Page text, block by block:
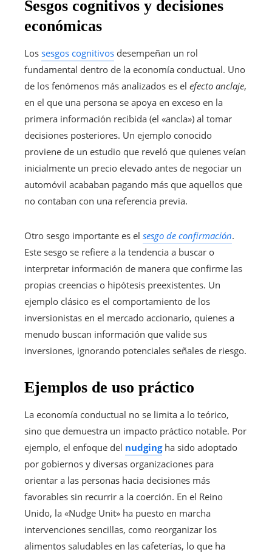
Sesgos cognitivos y decisiones
económicas
Los sesgos cognitivos desempeñan un rol
fundamental dentro de la economía conductual. Uno
de los fenómenos más analizados es el efecto anclaje,
en el que una persona se apoya en exceso en la
primera información recibida (el «ancla») al tomar
decisiones posteriores. Un ejemplo conocido
proviene de un estudio que reveló que quienes veían
inicialmente un precio elevado antes de negociar un
automóvil acababan pagando más que aquellos que
no contaban con una referencia previa.
Otro sesgo importante es el sesgo de confirmación.
Este sesgo se refiere a la tendencia a buscar o
interpretar información de manera que confirme las
propias creencias o hipótesis preexistentes. Un
ejemplo clásico es el comportamiento de los
inversionistas en el mercado accionario, quienes a
menudo buscan información que valide sus
inversiones, ignorando potenciales señales de riesgo.
Ejemplos de uso práctico
La economía conductual no se limita a lo teórico,
sino que demuestra un impacto práctico notable. Por
ejemplo, el enfoque del nudgingha sido adoptado
por gobiernos y diversas organizaciones para
orientar a las personas hacia decisiones más
favorables sin recurrir a la coerción. En el Reino
Unido, la «Nudge Unit» ha puesto en marcha
intervenciones sencillas, como reorganizar los
alimentos saludables en las cafeterías, lo que ha